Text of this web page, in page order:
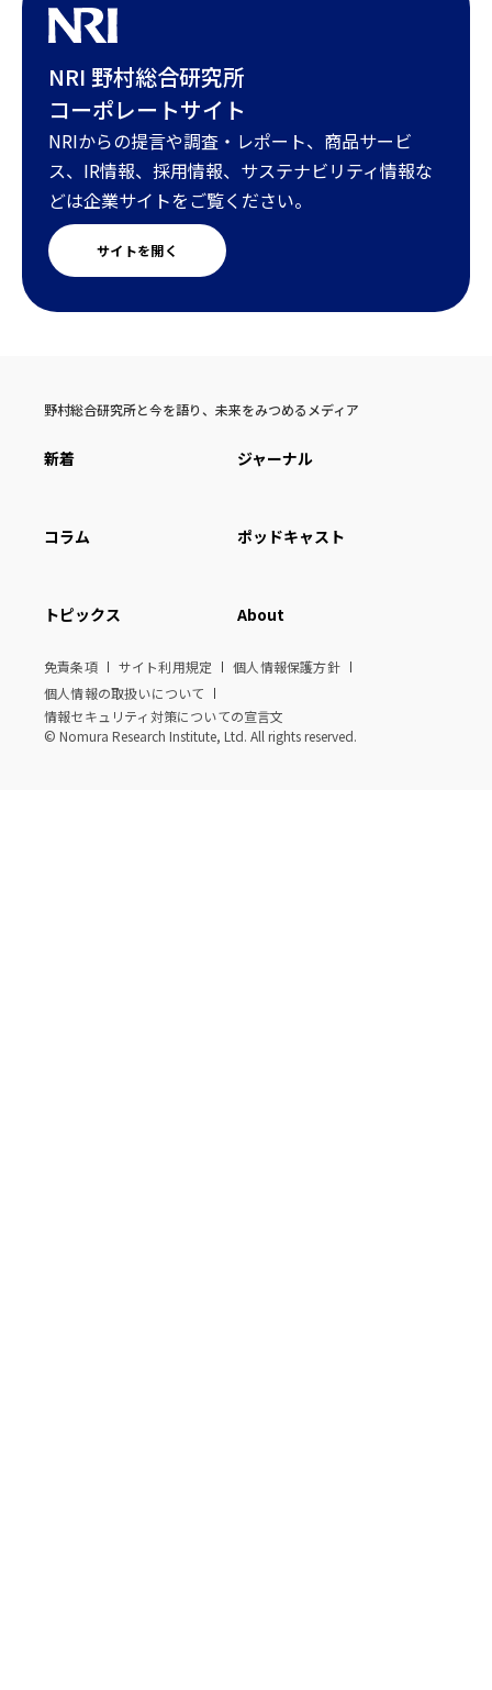
NRI 野村総合研究所
コーポレートサイト
NRIからの提言や調査・レポート、商品サービ
ス、IR情報、採用情報、サステナビリティ情報な
どは企業サイトをご覧ください。
サイトを開く
野村総合研究所と今を語り、未来をみつめるメディア
新着 ジャーナル
コラム ポッドキャスト
トピックス About
免責条項 サイト利用規定
個人情報保護方針
個人情報の取扱いについて
情報セキュリティ対策についての宣言文
© Nomura Research Institute, Ltd. All rights reserved.